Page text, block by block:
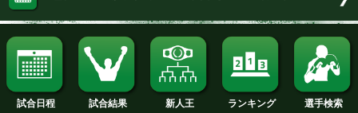
続きを読む
試合日程・勝ち予想へ